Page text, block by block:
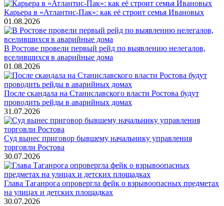
Карьера в «Атлантис-Пак»: как её строит семья Ивановых
01.08.2026
В Ростове провели первый рейд по выявлению нелегалов,
вселившихся в аварийные дома
01.08.2026
После скандала на Станиславского власти Ростова будут
проводить рейды в аварийных домах
31.07.2026
Суд вынес приговор бывшему начальнику управления
торговли Ростова
30.07.2026
Глава Таганрога опровергла фейк о взрывоопасных предметах
на улицах и детских площадках
30.07.2026